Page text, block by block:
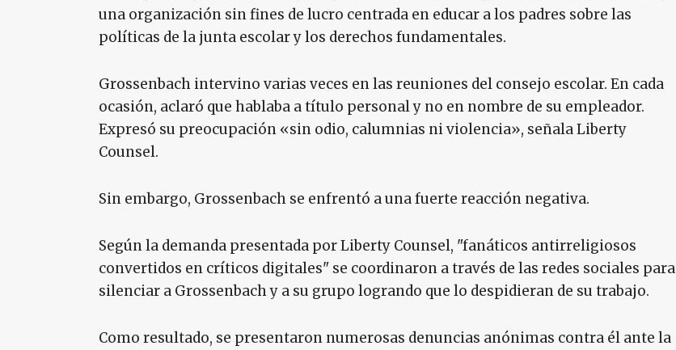
una organización sin fines de lucro centrada en educar a los padres sobre las
políticas de la junta escolar y los derechos fundamentales.
Grossenbach intervino varias veces en las reuniones del consejo escolar. En cada
ocasión, aclaró que hablaba a título personal y no en nombre de su empleador.
Expresó su preocupación «sin odio, calumnias ni violencia», señala Liberty
Counsel.
Sin embargo, Grossenbach se enfrentó a una fuerte reacción negativa.
Según la demanda presentada por Liberty Counsel, "fanáticos antirreligiosos
convertidos en críticos digitales" se coordinaron a través de las redes sociales para
silenciar a Grossenbach y a su grupo logrando que lo despidieran de su trabajo.
Como resultado, se presentaron numerosas denuncias anónimas contra él ante la